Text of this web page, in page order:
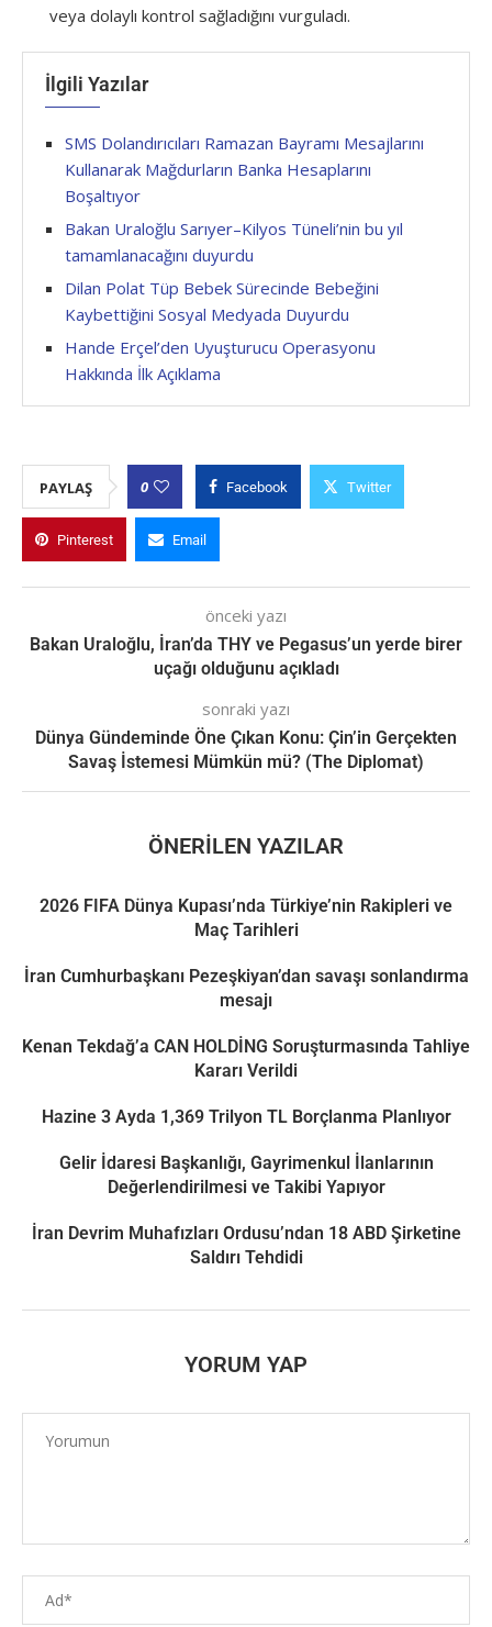
veya dolaylı kontrol sağladığını vurguladı.
İlgili Yazılar
SMS Dolandırıcıları Ramazan Bayramı Mesajlarını
Kullanarak Mağdurların Banka Hesaplarını
Boşaltıyor
Bakan Uraloğlu Sarıyer–Kilyos Tüneli’nin bu yıl
tamamlanacağını duyurdu
Dilan Polat Tüp Bebek Sürecinde Bebeğini
Kaybettiğini Sosyal Medyada Duyurdu
Hande Erçel’den Uyuşturucu Operasyonu
Hakkında İlk Açıklama
PAYLAŞ 0 Facebook Twitter
Pinterest Email
önceki yazı
Bakan Uraloğlu, İran’da THY ve Pegasus’un yerde birer
uçağı olduğunu açıkladı
sonraki yazı
Dünya Gündeminde Öne Çıkan Konu: Çin’in Gerçekten
Savaş İstemesi Mümkün mü? (The Diplomat)
ÖNERILEN YAZILAR
2026 FIFA Dünya Kupası’nda Türkiye’nin Rakipleri ve
Maç Tarihleri
İran Cumhurbaşkanı Pezeşkiyan’dan savaşı sonlandırma
mesajı
Kenan Tekdağ’a CAN HOLDİNG Soruşturmasında Tahliye
Kararı Verildi
Hazine 3 Ayda 1,369 Trilyon TL Borçlanma Planlıyor
Gelir İdaresi Başkanlığı, Gayrimenkul İlanlarının
Değerlendirilmesi ve Takibi Yapıyor
İran Devrim Muhafızları Ordusu’ndan 18 ABD Şirketine
Saldırı Tehdidi
YORUM YAP